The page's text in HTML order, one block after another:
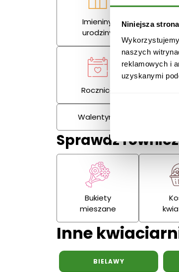
Niniejsza
naszych
reklamowych i
uzyskanymi
Imieniny,
urodziny
Rocznica
Walentynki
Sprawdź
Bukiety
mieszane
Inne
BIELAWY